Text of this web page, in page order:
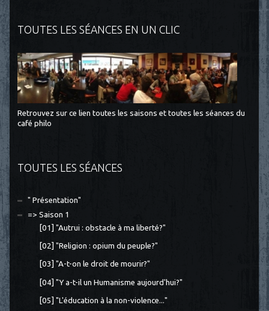
TOUTES LES SÉANCES EN UN CLIC
Retrouvez sur ce lien toutes les saisons et toutes les séances du
café philo
TOUTES LES SÉANCES
" Présentation"
=> Saison 1
[01] "Autrui : obstacle à ma liberté?"
[02] "Religion : opium du peuple?"
[03] "A-t-on le droit de mourir?"
[04] "Y a-t-il un Humanisme aujourd'hui?"
[05] "L'éducation à la non-violence..."